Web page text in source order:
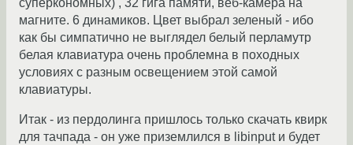
суперкономных) , 32 гига памяти, веб-камера на
магните. 6 динамиков. Цвет выбрал зеленый - ибо
как бы симпатично не выглядел белый перламутр
белая клавиатура очень проблемна в походных
условиях с разным освещением этой самой
клавиатуры.
Итак - из пердолинга пришлось только скачать квирк
для тачпада - он уже приземлился в libinput и будет